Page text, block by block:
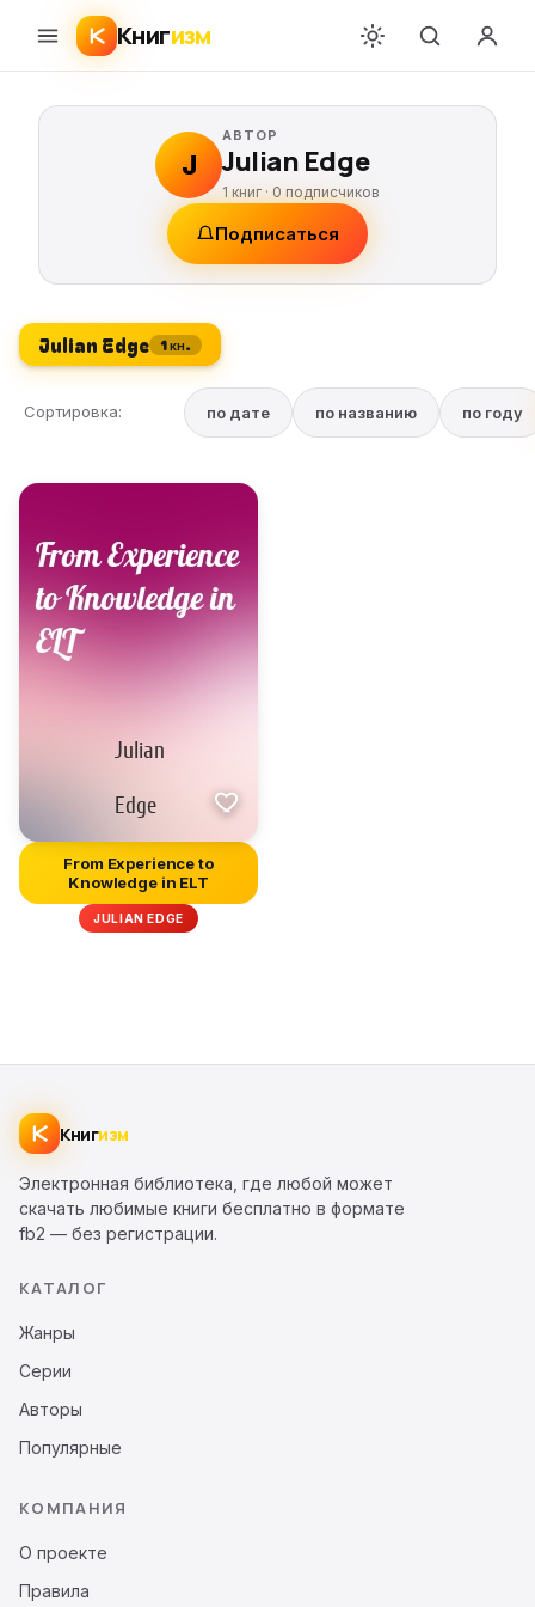
Книгизм
J
АВТОР
Julian Edge
1 книг · 0 подписчиков
Подписаться
Julian Edge 1 кн.
Сортировка: по дате по названию по году
From Experience to
Knowledge in ELT
JULIAN EDGE
Книгизм
Электронная библиотека, где любой может
скачать любимые книги бесплатно в формате
fb2 — без регистрации.
КАТАЛОГ
Жанры
Серии
Авторы
Популярные
КОМПАНИЯ
О проекте
Правила